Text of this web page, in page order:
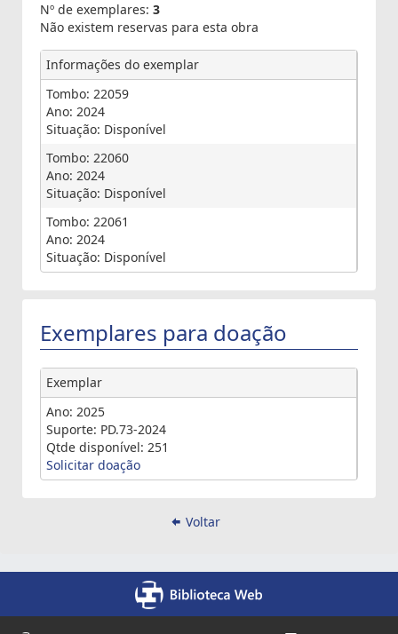
Nº de exemplares: 3
Não existem reservas para esta obra
Informações do exemplar
Tombo: 22059
Ano: 2024
Situação: Disponível
Tombo: 22060
Ano: 2024
Situação: Disponível
Tombo: 22061
Ano: 2024
Situação: Disponível
Exemplares para doação
Exemplar
Ano: 2025
Suporte: PD.73-2024
Qtde disponível: 251
Solicitar doação
Voltar